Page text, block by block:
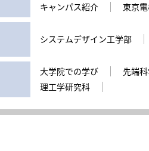
キャンパス紹介
東京
システムデザイン工学部
大学院での学び 先端
理工学研究科